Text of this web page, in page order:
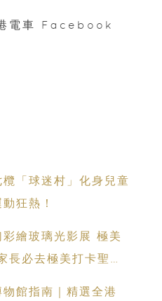
電車 Facebook
欖「球迷村」化身兒童
狂熱！
彩繪玻璃光影展 極美
長必去極美打卡聖
館指南｜精選全港